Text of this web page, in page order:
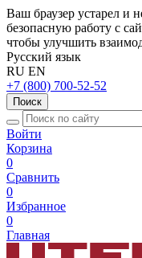
Ваш браузер устарел и
безопасную работу с
чтобы улучшить
Русский язык
RU EN
+7 (800) 700-52-52
Поиск
Войти
Корзина
0
Сравнить
0
Избранное
0
Главная